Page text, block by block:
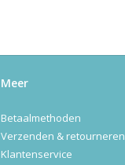
Meer
Betaalmethoden
Verzenden & retourneren
Klantenservice